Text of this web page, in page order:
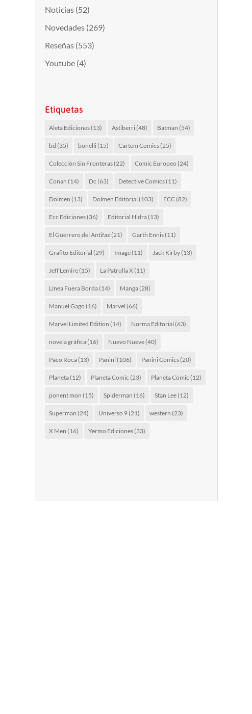
Noticias(52)
Novedades(269)
Reseñas(553)
Youtube(4)
Etiquetas
Aleta Ediciones(13) Astiberri(48) Batman (54)
bd (35) bonelli(15) Cartem Comics(25)
Colección Sin Fronteras(22) Comic Europeo (24)
Conan (14) Dc (63) Detective Comics(11)
Dolmen (13) Dolmen Editorial (103) ECC(82)
Ecc Ediciones(36) Editorial Hidra(13)
El Guerrero del Antifaz (21) Garth Ennis(11)
Grafito Editorial (29) Image(11) Jack Kirby(13)
Jeff Lemire(15) La Patrulla X(11)
Línea Fuera Borda(14) Manga(28)
Manuel Gago (16) Marvel (66)
Marvel Limited Edition (14) Norma Editorial (63)
novela gráfica(16) Nuevo Nueve(40)
Paco Roca(13) Panini(106) Panini Comics(20)
Planeta(12) Planeta Comic (23) Planeta Cómic (12)
ponent mon (15) Spiderman (16) Stan Lee(12)
Superman (24) Universo 9(21) western (23)
X Men (16) Yermo Ediciones(33)